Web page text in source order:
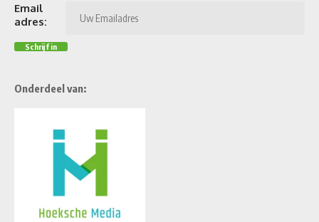
Email
adres:
Onderdeel van: